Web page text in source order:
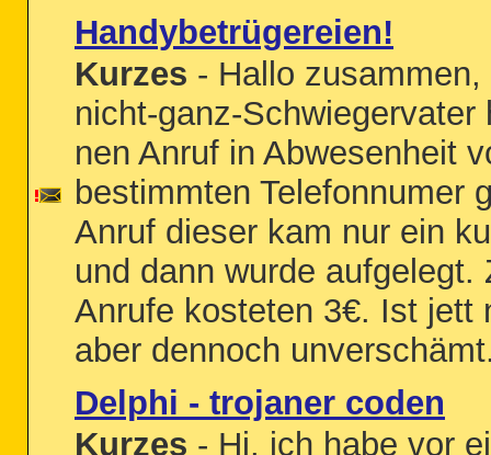
Handybetrügereien!
Kurzes - Hallo
nicht-ganz-Schwiegervater
nen Anruf in Abwesenheit
bestimmten Telefonnumer
Anruf dieser kam nur ein
und dann wurde aufgelegt.
Anrufe kosteten 3€. Ist jett
aber dennoch
Delphi - trojaner coden
Kurzes - Hi, ich habe vor